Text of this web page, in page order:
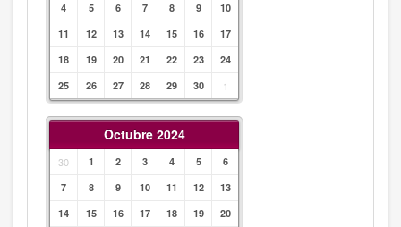
4
5 6 7 8 9
10
11
12 13 14 15 16
17
18
19 20 21 22 23
24
25
26 27 28 29 30 1
Octubre 2024
30 1 2 3 4 5
6
7
8 9 10 11 12
13
14
15 16 17 18 19
20